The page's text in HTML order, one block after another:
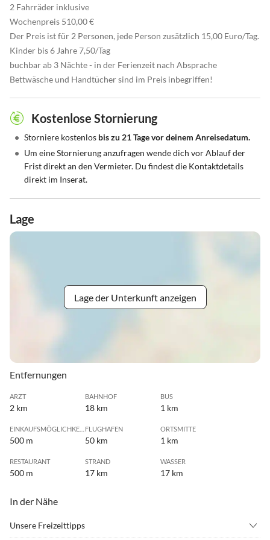
2 Fahrräder inklusive
Wochenpreis 510,00 €
Der Preis ist für 2 Personen, jede Person zusätzlich 15,00 Euro/Tag.
Kinder bis 6 Jahre 7,50/Tag
buchbar ab 3 Nächte - in der Ferienzeit nach Absprache
Bettwäsche und Handtücher sind im Preis inbegriffen!
Kostenlose Stornierung
• Storniere kostenlos bis zu 21 Tage vor deinem Anreisedatum.
• Um eine Stornierung anzufragen wende dich vor Ablauf der
Frist direkt an den Vermieter. Du findest die Kontaktdetails
direkt im Inserat.
Lage
Lage der Unterkunft anzeigen
Entfernungen
ARZT
2 km
BAHNHOF
18 km
BUS
1 km
500 m
FLUGHAFEN
50 km
ORTSMITTE
1 km
RESTAURANT
500 m
STRAND
17 km
WASSER
17 km
In der Nähe
Unsere Freizeittipps